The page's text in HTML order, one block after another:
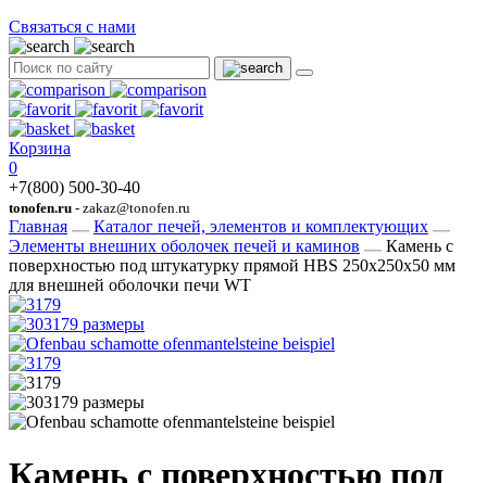
Связаться с нами
Корзина
0
+7(800) 500-30-40
tonofen.ru - zakaz@tonofen.ru
Главная
Каталог печей, элементов и комплектующих
Элементы внешних оболочек печей и каминов
Камень с
поверхностью под штукатурку прямой HBS 250х250х50 мм
для внешней оболочки печи WT
Камень с поверхностью под